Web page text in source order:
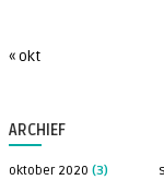
« okt
ARCHIEF
oktober 2020 (3)